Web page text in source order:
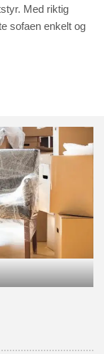
Med riktig
sofaen enkelt og